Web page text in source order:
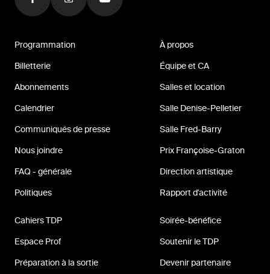
Programmation
Billetterie
Abonnements
Calendrier
Communiqués de presse
Nous joindre
FAQ - générale
Politiques
À propos
Équipe et CA
Salles et location
Salle Denise-Pelletier
Salle Fred-Barry
Prix Françoise-Graton
Direction artistique
Rapport d'activité
Cahiers TDP
Espace Prof
Préparation à la sortie
Soirée-bénéfice
Soutenir le TDP
Devenir partenaire